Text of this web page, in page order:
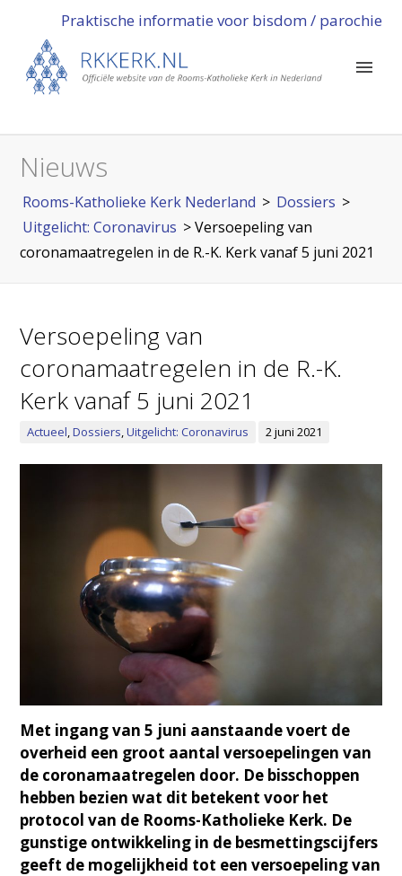
Praktische informatie voor bisdom / parochie
Nieuws
Rooms-Katholieke Kerk Nederland > Dossiers >
Uitgelicht: Coronavirus >Versoepeling van
coronamaatregelen in de R.-K. Kerk vanaf 5 juni 2021
Versoepeling van
coronamaatregelen in de R.-K.
Kerk vanaf 5 juni 2021
Actueel,Dossiers,Uitgelicht: Coronavirus 2 juni 2021
Met ingang van 5 juni aanstaande voert de
overheid een groot aantal versoepelingen van
de coronamaatregelen door. De bisschoppen
hebben bezien wat dit betekent voor het
protocol van de Rooms-Katholieke Kerk. De
gunstige ontwikkeling in de besmettingscijfers
geeft de mogelijkheid tot een versoepeling van